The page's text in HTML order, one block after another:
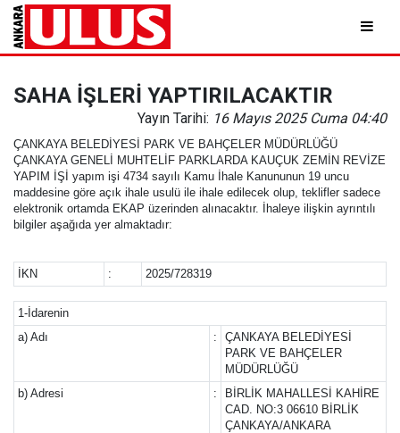
SAHA İŞLERİ YAPTIRILACAKTIR
Yayın Tarihi: 16 Mayıs 2025 Cuma 04:40
ÇANKAYA BELEDİYESİ PARK VE BAHÇELER MÜDÜRLÜĞÜ
ÇANKAYA GENELİ MUHTELİF PARKLARDA KAUÇUK ZEMİN REVİZE
YAPIM İŞİ yapım işi 4734 sayılı Kamu İhale Kanununun 19 uncu
maddesine göre açık ihale usulü ile ihale edilecek olup, teklifler sadece
elektronik ortamda EKAP üzerinden alınacaktır. İhaleye ilişkin ayrıntılı
bilgiler aşağıda yer almaktadır:
İKN : 2025/728319
1-İdarenin
a) Adı
:
ÇANKAYA BELEDİYESİ
PARK VE BAHÇELER
MÜDÜRLÜĞÜ
b) Adresi
:
BİRLİK MAHALLESİ KAHİRE
CAD. NO:3 06610 BİRLİK
ÇANKAYA/ANKARA